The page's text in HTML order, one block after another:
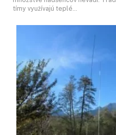
tímy využívajú teplé…